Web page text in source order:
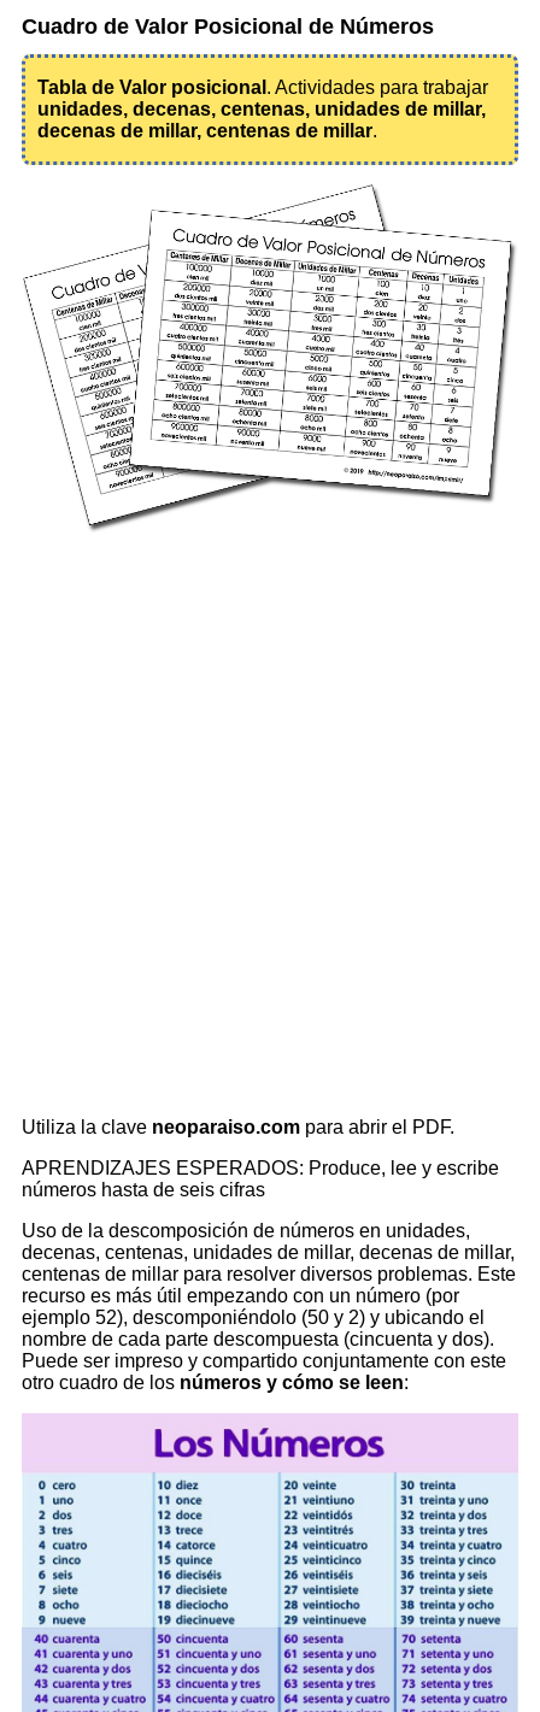
Cuadro de Valor Posicional de Números
Tabla de Valor posicional . Actividades para trabajar
unidades, decenas, centenas, unidades de millar,
decenas de millar, centenas de millar.
Utiliza la clave neoparaiso.com para abrir el PDF.
APRENDIZAJES ESPERADOS: Produce, lee y escribe
números hasta de seis cifras
Uso de la descomposición de números en unidades,
decenas, centenas, unidades de millar, decenas de millar,
centenas de millar para resolver diversos problemas. Este
recurso es más útil empezando con un número (por
ejemplo 52), descomponiéndolo (50 y 2) y ubicando el
nombre de cada parte descompuesta (cincuenta y dos).
Puede ser impreso y compartido conjuntamente con este
otro cuadro de los números y cómo se leen: